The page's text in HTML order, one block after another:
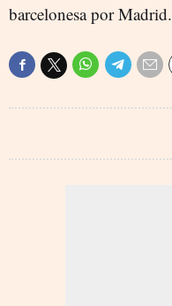
barcelonesa por Madrid.